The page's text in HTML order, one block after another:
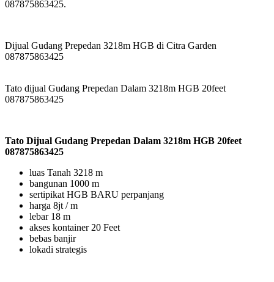
087875863425.
Dijual Gudang Prepedan 3218m HGB di Citra Garden
087875863425
Tato dijual Gudang Prepedan Dalam 3218m HGB 20feet
087875863425
Tato Dijual Gudang Prepedan Dalam 3218m HGB 20feet
087875863425
luas Tanah 3218 m
bangunan 1000 m
sertipikat HGB BARU perpanjang
harga 8jt / m
lebar 18 m
akses kontainer 20 Feet
bebas banjir
lokadi strategis